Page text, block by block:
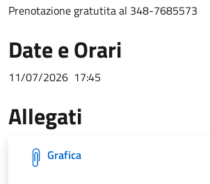
Prenotazione gratutita al 348-7685573
Date e Orari
11/07/2026 17:45
Allegati
Grafica